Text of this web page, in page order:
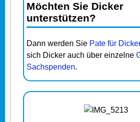
Möchten Sie Dicker
unterstützen?
Dann werden Sie Pate für Dicker
sich Dicker auch über einzelne
Sachspenden.